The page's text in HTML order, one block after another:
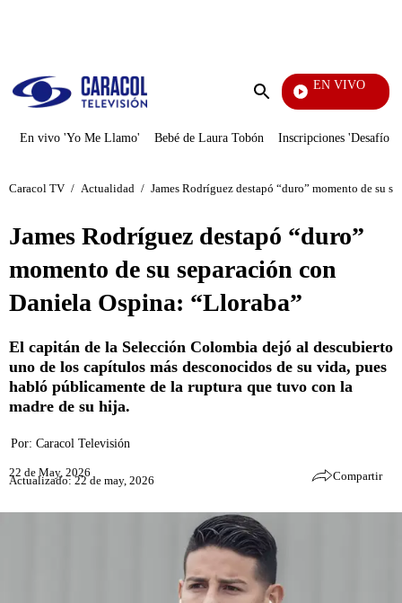
Enviar
EN VIVO
Televentas
En vivo 'Yo Me Llamo' Bebé de Laura Tobón Inscripciones 'Desafío'
Caracol TV / Actualidad / James Rodríguez destapó “duro” momento de su
James Rodríguez destapó “duro”
momento de su separación con
Daniela Ospina: “Lloraba”
El capitán de la Selección Colombia dejó al descubierto
uno de los capítulos más desconocidos de su vida, pues
habló públicamente de la ruptura que tuvo con la
madre de su hija.
Por: Caracol Televisión
22 de May, 2026
Actualizado: 22 de may, 2026 Compartir